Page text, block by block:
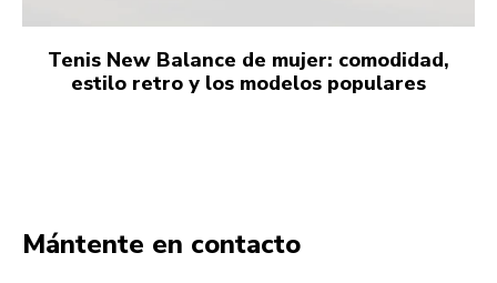
Tenis New Balance de mujer: comodidad,
estilo retro y los modelos populares
Mántente en contacto